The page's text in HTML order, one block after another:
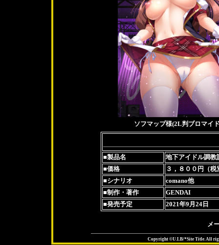
ソフマップ様(2L判ブロマイ
■製品名
地下アイドル調教
■価格
３，８００円（税
■シナリオ
comano他
■制作・著作
GENDAI
■発売予定
2021年9月24日
メ
Copyright ©U.LB/*Site Title. All